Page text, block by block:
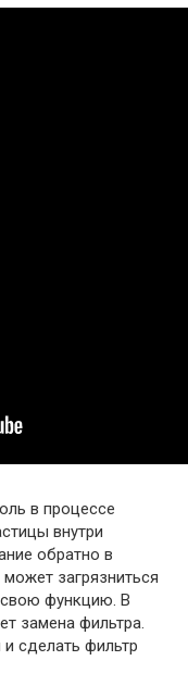
в процессе
внутри
обратно в
загрязниться
свою функцию. В
замена фильтра.
сделать фильтр